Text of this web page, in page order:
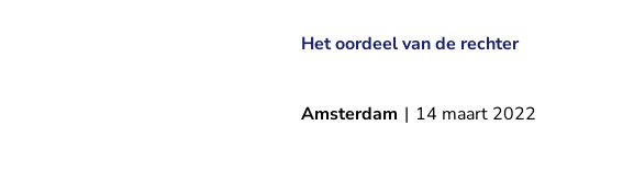
Het oordeel van de rechter
Amsterdam | 14 maart 2022